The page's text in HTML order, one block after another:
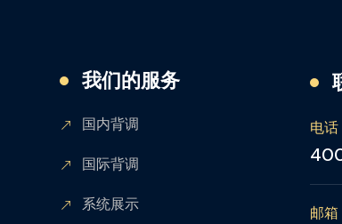
我们的服务
国内背调
国际背调
系统展示
电话
邮箱